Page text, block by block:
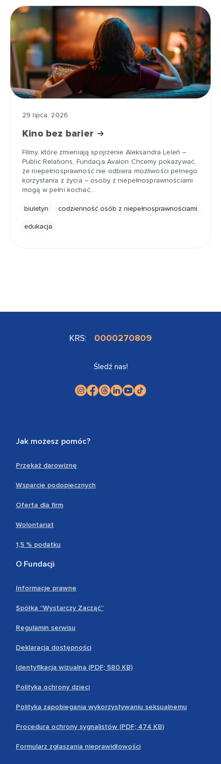
29 lipca, 2026
Kino bez barier
Filmy, które zmieniają spojrzenie Aleksandra Leleń –
Public Relations, Fundacja Avalon Chcemy pokazywać,
że niepełnosprawność nie odbiera możliwości pełnego
korzystania z życia – osoby z niepełnosprawnościami
mogą w pełni kochać,…
biuletyn codzienność osób z niepełnosprawnościami
edukacja
KRS: 0000270809
Śledź nas!
Jak możesz pomóc?
Przekaż darowiznę
Wsparcie podopiecznych
Oferta dla firm
Wolontariat
1,5 % podatku
O Fundacji
Informacje prawne
Spółka “Wystarczy Zacząć”
Regulamin serwisu
Deklaracja dostępności
Identyfikacja wizualna (PDF; 580 KB)
Polityka ochrony dzieci
Polityka zapobiegania wykorzystywaniu seksualnemu
Procedura ochrony sygnalistów (PDF; 474 KB)
Formularz zgłaszania nieprawidłowości